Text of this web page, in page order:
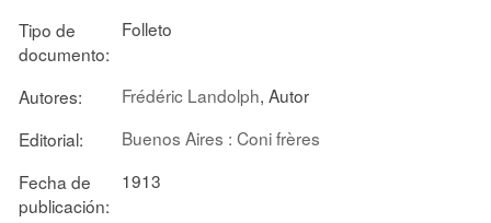
Tipo de
documento:
Folleto
Autores: Frédéric Landolph, Autor
Editorial:
Buenos Aires : Coni frères
Fecha de
publicación:
1913